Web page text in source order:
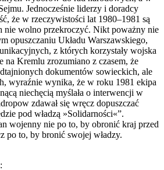
Jednocześnie liderzy i doradcy
że w rzeczywistości lat 1980–1981 są
nie wolno przekroczyć. Nikt poważny nie
opuszczaniu Układu Warszawskiego,
z których korzystały wojska
Kremlu zrozumiano z czasem, że
dokumentów sowieckich, ale
wyraźnie wynika, że w roku 1981 ekipa
niechęcią myślała o interwencji w
zdawał się wręcz dopuszczać
pod władzą »Solidarności«”.
wojenny nie po to, by obronić kraj przed
po to, by bronić swojej władzy.